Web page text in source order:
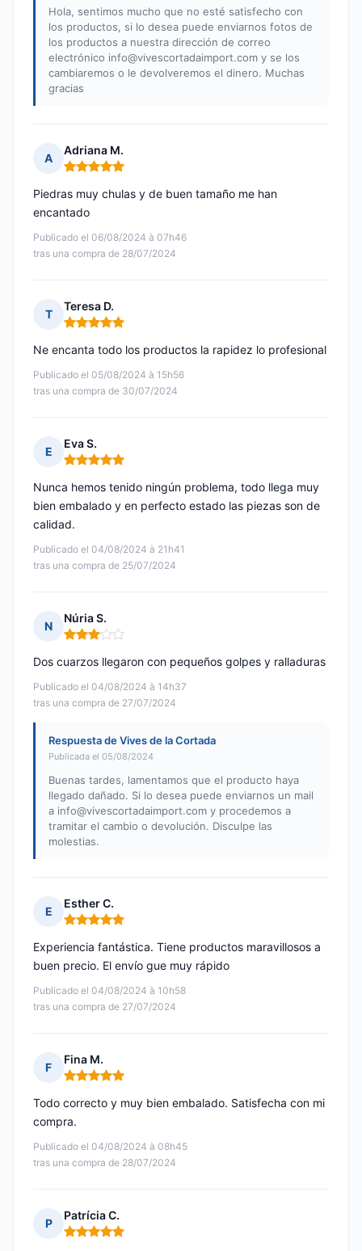
Hola, sentimos mucho que no esté satisfecho con
los productos, si lo desea puede enviarnos fotos de
los productos a nuestra dirección de correo
electrónico info@vivescortadaimport.com y se los
cambiaremos o le devolveremos el dinero. Muchas
gracias
A
Adriana M.
Nota: 5 de 5
Publicado el 06/08/2024 à 07h46
tras una compra de 28/07/2024
Piedras muy chulas y de buen tamaño me han
encantado
T
Teresa D.
Nota: 5 de 5
Publicado el 05/08/2024 à 15h56
tras una compra de 30/07/2024
Ne encanta todo los productos la rapidez lo profesional
E
Eva S.
Nota: 5 de 5
Publicado el 04/08/2024 à 21h41
tras una compra de 25/07/2024
Nunca hemos tenido ningún problema, todo llega muy
bien embalado y en perfecto estado las piezas son de
calidad.
N
Núria S.
Nota: 3 de 5
Publicado el 04/08/2024 à 14h37
tras una compra de 27/07/2024
Dos cuarzos llegaron con pequeños golpes y ralladuras
Respuesta de Vives de la Cortada
Publicada el 05/08/2024
Buenas tardes, lamentamos que el producto haya
llegado dañado. Si lo desea puede enviarnos un mail
a info@vivescortadaimport.com y procedemos a
tramitar el cambio o devolución. Disculpe las
molestias.
E
Esther C.
Nota: 5 de 5
Publicado el 04/08/2024 à 10h58
tras una compra de 27/07/2024
Experiencia fantástica. Tiene productos maravillosos a
buen precio. El envío gue muy rápido
F
Fina M.
Nota: 5 de 5
Publicado el 04/08/2024 à 08h45
tras una compra de 28/07/2024
Todo correcto y muy bien embalado. Satisfecha con mi
compra.
P
Patrícia C.
Nota: 5 de 5